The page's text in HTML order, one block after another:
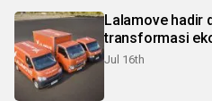
Lalamove hadir
transformasi
Jul 16th